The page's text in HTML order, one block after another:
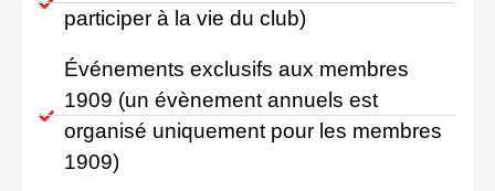
participer à la vie du club)
Événements exclusifs aux membres
1909 (un évènement annuels est
organisé uniquement pour les membres
1909)